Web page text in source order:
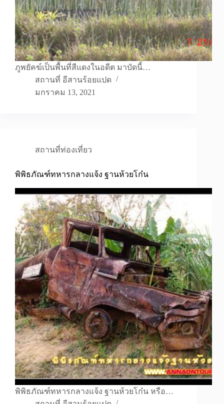
ภูพยัคฆ์เป็นพื้นที่สีแดงในอดีต มาบัดนี้…
สถานที่ อีสานร้อยแปด
มกราคม 13, 2021
สถานที่ท่องเที่ยว
พิพิธภัณฑ์ทหารกลางแจ้ง ฐานห้วยโก๋น
พิพิธภัณฑ์ทหารกลางแจ้ง ฐานห้วยโก๋น หรือ…